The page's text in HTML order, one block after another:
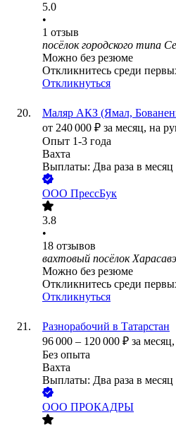
5.0
•
1 отзыв
посёлок городского типа
Можно без резюме
Откликнитесь среди
Откликнуться
Маляр АКЗ (Ямал,
от 240 000 ₽ за месяц, на
Опыт 1-3 года
Вахта
Выплаты: Два раза в месяц
ООО ПрессБук
3.8
•
18 отзывов
вахтовый посёлок
Можно без резюме
Откликнитесь среди
Откликнуться
Разнорабочий в Татарстан
96 000 – 120 000 ₽ за месяц,
Без опыта
Вахта
Выплаты: Два раза в месяц
ООО ПРОКАДРЫ